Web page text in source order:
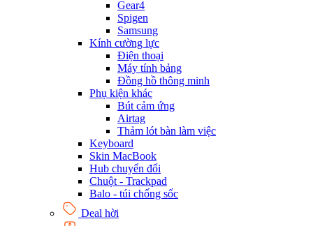
Gear4
Spigen
Samsung
Kính cường lực
Điện thoại
Máy tính bảng
Đồng hồ thông minh
Phụ kiện khác
Bút cảm ứng
Airtag
Thảm lót bàn làm việc
Keyboard
Skin MacBook
Hub chuyển đổi
Chuột - Trackpad
Balo - túi chống sốc
Deal hời